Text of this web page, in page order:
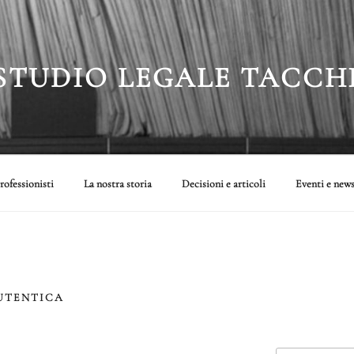
LEGALE
La nostra storia Decisioni e articoli Eventi e news